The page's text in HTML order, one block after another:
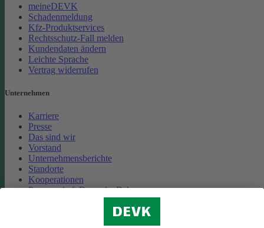
meineDEVK
Schadenmeldung
Kfz-Produktservices
Rechtsschutz-Fall melden
Kundendaten ändern
Leichte Sprache
Vertrag widerrufen
Unternehmen
Karriere
Presse
Das sind wir
Vorstand
Unternehmensberichte
Standorte
Kooperationen
Partnerschaft Deutsche Bahn